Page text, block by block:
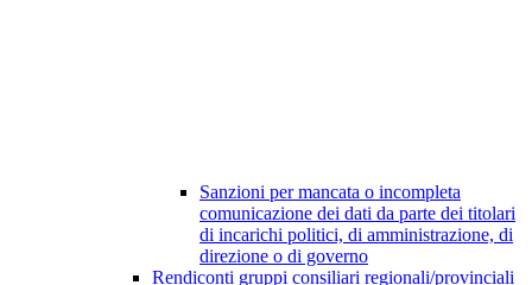
Sanzioni per mancata o incompleta
comunicazione dei dati da parte dei titolari
di incarichi politici, di amministrazione, di
direzione o di governo
Rendiconti gruppi consiliari regionali/provinciali